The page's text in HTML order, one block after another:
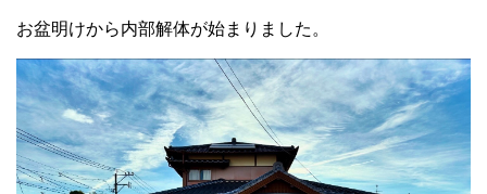
お盆明けから内部解体が始まりました。